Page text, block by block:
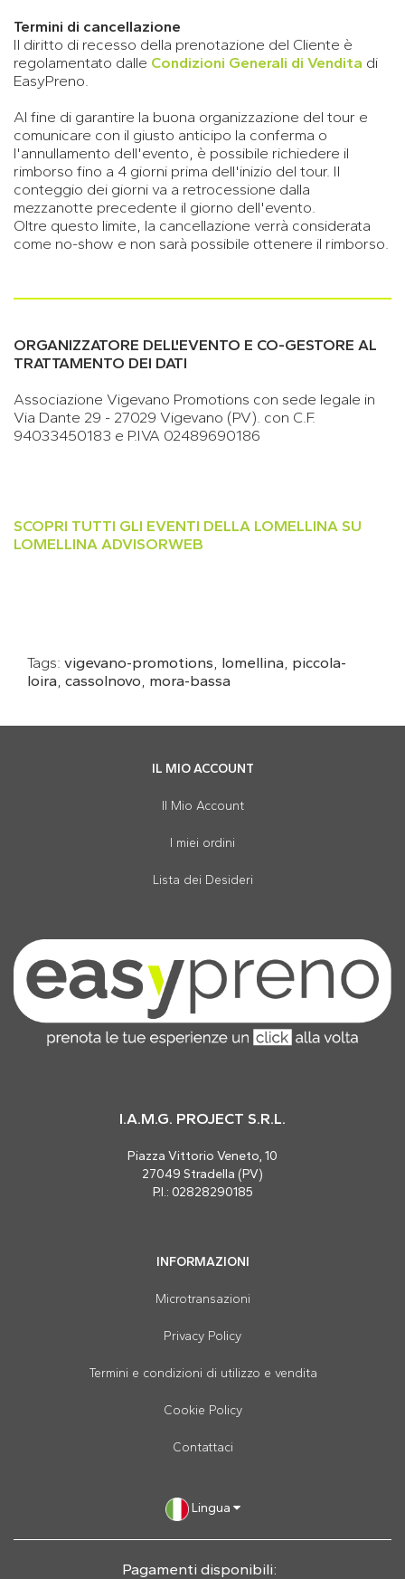
Termini di cancellazione
Il diritto di recesso della prenotazione del Cliente è
regolamentato dalle Condizioni Generali di Vendita di
EasyPreno.
Al fine di garantire la buona organizzazione del tour e
comunicare con il giusto anticipo la conferma o
l'annullamento dell'evento, è possibile richiedere il
rimborso fino a 4 giorni prima dell'inizio del tour. Il
conteggio dei giorni va a retrocessione dalla
mezzanotte precedente il giorno dell'evento.
Oltre questo limite, la cancellazione verrà considerata
come no-show e non sarà possibile ottenere il rimborso.
ORGANIZZATORE DELL'EVENTO E CO-GESTORE AL
TRATTAMENTO DEI DATI
Associazione Vigevano Promotions con sede legale in
Via Dante 29 - 27029 Vigevano (PV). con C.F.
94033450183 e P.IVA 02489690186
SCOPRI TUTTI GLI EVENTI DELLA LOMELLINA SU
LOMELLINA ADVISORWEB
Tags: vigevano-promotions lomellina piccola-
loira cassolnovo mora-bassa
IL MIO ACCOUNT
Il Mio Account
I miei ordini
Lista dei Desideri
I.A.M.G. PROJECT S.R.L.
Piazza Vittorio Veneto, 10
27049 Stradella (PV)
P.I.: 02828290185
INFORMAZIONI
Microtransazioni
Privacy Policy
Termini e condizioni di utilizzo e vendita
Cookie Policy
Contattaci
Lingua
Pagamenti disponibili: